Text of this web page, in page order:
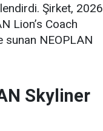
Şirket, 2026
Lion’s Coach
sunan NEOPLAN
Skyliner